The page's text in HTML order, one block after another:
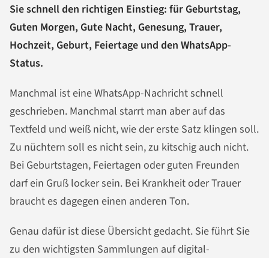
Sie schnell den richtigen Einstieg: für Geburtstag,
Guten Morgen, Gute Nacht, Genesung, Trauer,
Hochzeit, Geburt, Feiertage und den WhatsApp-
Status.
Manchmal ist eine WhatsApp-Nachricht schnell
geschrieben. Manchmal starrt man aber auf das
Textfeld und weiß nicht, wie der erste Satz klingen soll.
Zu nüchtern soll es nicht sein, zu kitschig auch nicht.
Bei Geburtstagen, Feiertagen oder guten Freunden
darf ein Gruß locker sein. Bei Krankheit oder Trauer
braucht es dagegen einen anderen Ton.
Genau dafür ist diese Übersicht gedacht. Sie führt Sie
zu den wichtigsten Sammlungen auf digital-